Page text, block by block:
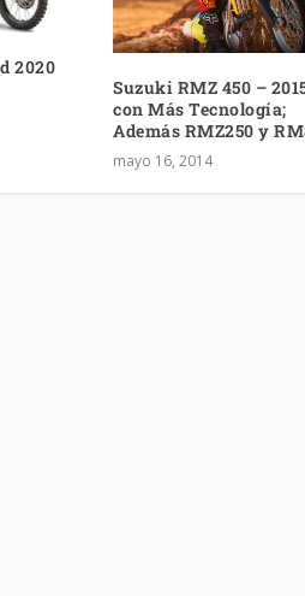
2020
Suzuki RMZ 450 –
con Más Tecnología;
Además RMZ250 y
mayo 16, 2014